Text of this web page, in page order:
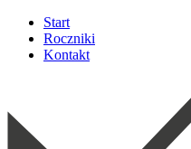
Start
Roczniki
Kontakt